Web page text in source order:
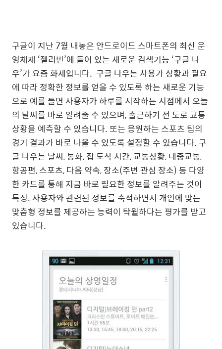
구글이 지난 7월 내놓은 안드로이드 스마트폰의 최신 운
영체제 ‘젤리빈’에 들어 있는 새로운 검색기능 ‘구글 나
우’가 요즘 화제입니다. 구글 나우는 사용가 상황과 필요
에 따라 정확한 정보를 얻을 수 있도록 하는 새로운 기능
으로 예를 들면 사용자가 하루를 시작하는 시점에서 오늘
의 날씨를 바로 알려줄 수 있으며, 출근하기 전 도로 교통
상황을 예측할 수 있습니다. 또는 응원하는 스포츠 팀의
경기 결과가 바로 나올 수 있도록 설정할 수 있습니다. 구
글 나우는 날씨, 통화, 집 도착 시간, 교통상황, 대중교통,
항공편, 스포츠, 다음 약속, 장소(주변 관심 장소) 등 다양
한 카드를 통해 지금 바로 필요한 정보를 알려주는 것이
특징. 사용자와 관련된 정보를 축적하면서 개인에 맞는
맞춤형 정보를 제공하는 능력이 탁월하다는 평가를 받고
있습니다.